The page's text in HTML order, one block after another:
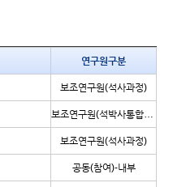
연구원구분
보조연구원(석사과정)
보조연구원(석박사통합과정)
보조연구원(석사과정)
공동(참여)-내부